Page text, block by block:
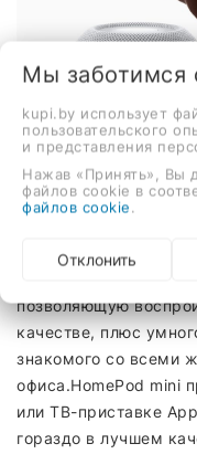
Не просто
HomePod mini
Он имеет всё, что
позволяющую
качестве, плюс
знакомого со всеми
офиса.HomePod mini
или ТВ-приставке
гораздо в лучшем
Мы заботимся
kupi.by использует
пользовательского
и представления
Нажав «Принять», Вы
файлов cookie в
файлов cookie.
Отклонить